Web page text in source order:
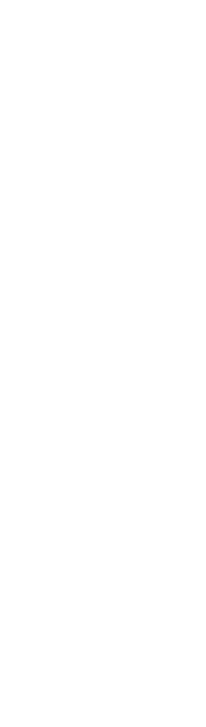
provoquée par un virus)
éruptions ressemblent à la rubéole
avec des
complet :
par le vaccin ROR dans
les IgG - des anticorps -
grossesse chez les femmes non
y a deux possibilités :
des contrôles plus réguliers, et un
avec un malade ou d'éruption.
anticorps
IgM, spécifiques d'une
l'ancienneté de l'infection).
contact avec un enfant atteint de
médicale... Si la maman a été